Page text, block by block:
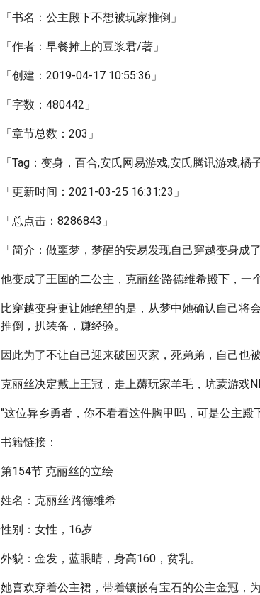
「书名：公主殿下不想被玩家推倒」
「作者：早餐摊上的豆浆君/著」
「创建：2019-04-17 10:55:36」
「字数：480442」
「章节总数：203」
「Tag：变身，百合,安氏网易游戏,安氏腾讯游戏,橘
「更新时间：2021-03-25 16:31:23」
「总点击：8286843」
「简介：做噩梦，梦醒的安易发现自己穿越变身成
他变成了王国的二公主，克丽丝·路德维希殿下，一
比穿越变身更让她绝望的是，从梦中她确认自己将
推倒，扒装备，赚经验。
因此为了不让自己迎来破国灭家，死弟弟，自己也被
克丽丝决定戴上王冠，走上薅玩家羊毛，坑蒙游戏
“这位异乡勇者，你不看看这件胸甲吗，可是公主殿
书籍链接：
第154节 克丽丝的立绘
姓名：克丽丝·路德维希
性别：女性，16岁
外貌：金发，蓝眼睛，身高160，贫乳。
她喜欢穿着公主裙，带着镶嵌有宝石的公主金冠，